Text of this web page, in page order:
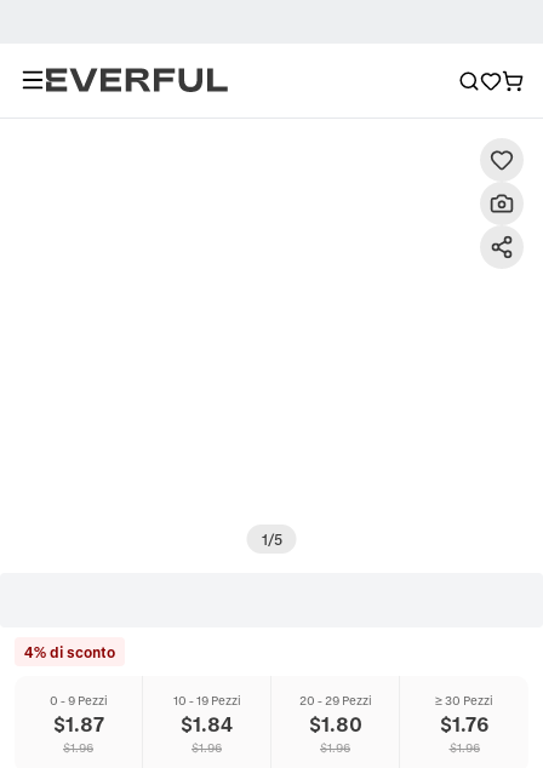
1/5
4% di sconto
0 - 9 Pezzi
$1.87
$1.96
10 - 19 Pezzi
$1.84
$1.96
20 - 29 Pezzi
$1.80
$1.96
≥ 30 Pezzi
$1.76
$1.96